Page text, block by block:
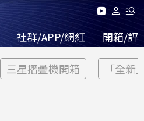
社群/APP/網紅 開箱/評
三星摺疊機開箱 「全新